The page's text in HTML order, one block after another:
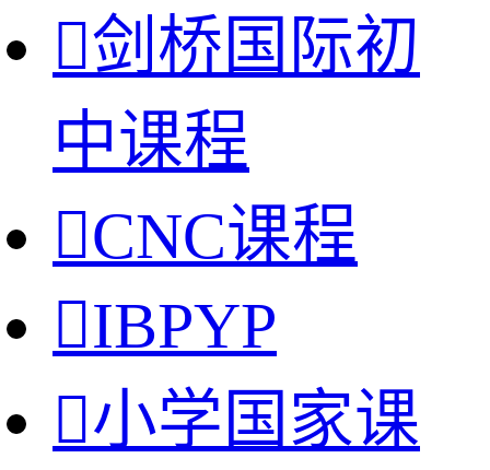
剑桥国际初
中课程
CNC课程
IBPYP
小学国家课